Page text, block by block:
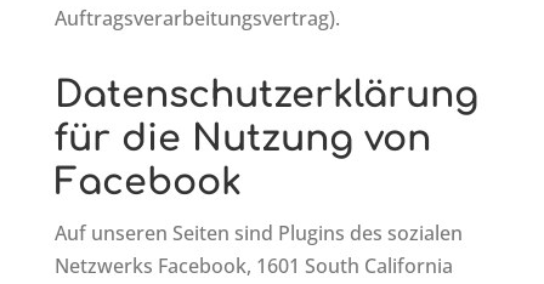
Auftragsverarbeitungsvertrag).
Datenschutzerklärung
für die Nutzung von
Facebook
Auf unseren Seiten sind Plugins des sozialen
Netzwerks Facebook, 1601 South California